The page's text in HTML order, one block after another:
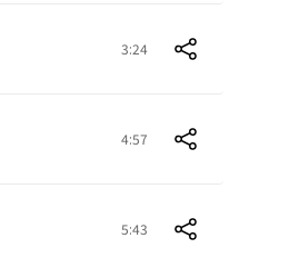
3:24
4:57
5:43